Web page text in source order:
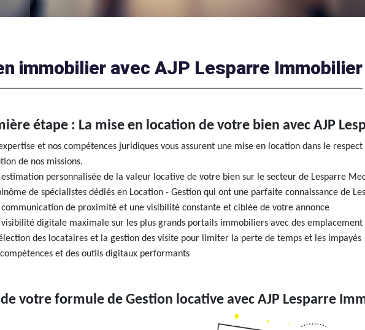
immobilier avec AJP Lesparre Immobilier
étape : La mise en location de votre bien avec AJP
et nos compétences juridiques vous assurent une mise en location dans le
de nos missions.
estimation personnalisée de la valeur locative de votre bien sur le secteur de Lesparre
de spécialistes dédiés en Location - Gestion qui ont une parfaite connaissance de
communication de proximité et une visibilité constante et ciblée de votre annonce
visibilité digitale maximale sur les plus grands portails immobiliers avec des
des locataires et la gestion des visite pour limiter la perte de temps et les impayés
compétences et des outils digitaux performants
votre formule de Gestion locative avec AJP Lesparre